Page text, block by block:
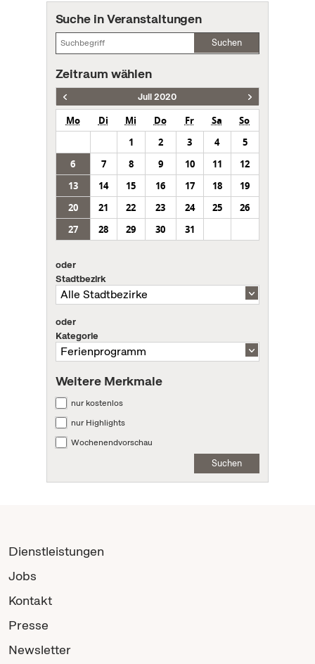
Suche in Veranstaltungen
Suchen
Zeitraum wählen
Juli 2020
Mo Di Mi Do Fr Sa
So
1
2 3 4
5
6
7 8 9 10 11
12
13
14 15 16 17 18
19
20
21 22 23 24 25
26
27
28 29 30 31
oder
Stadtbezirk
oder
Kategorie
Weitere Merkmale
nur kostenlos
nur Highlights
Wochenendvorschau
Suchen
Dienstleistungen
Jobs
Kontakt
Presse
Newsletter